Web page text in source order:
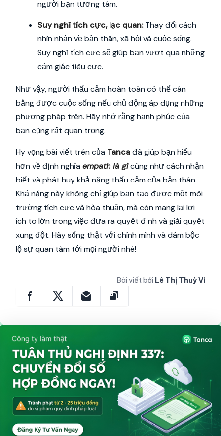
người bạn tương tâm.
Suy nghĩ tích cực, lạc quan:Thay đổi cách
nhìn nhận về bản thân, xã hội và cuộc sống.
Suy nghĩ tích cực sẽ giúp bạn vượt qua những
cảm giác tiêu cực.
Như vậy, người thấu cảm hoàn toàn có thể cân
bằng được cuộc sống nếu chủ động áp dụng những
phương pháp trên. Hãy nhớ rằng hạnh phúc của
bạn cũng rất quan trọng.
Hy vọng bài viết trên của Tancađã giúp bạn hiểu
hơn về định nghĩa empath là gìcũng như cách nhận
biết và phát huy khả năng thấu cảm của bản thân.
Khả năng này không chỉ giúp bạn tạo được một môi
trường tích cực và hòa thuận, mà còn mang lại lợi
ích to lớn trong việc đưa ra quyết định và giải quyết
xung đột. Hãy sống thật với chính mình và dám bộc
lộ sự quan tâm tới mọi người nhé!
Bài viết bởi Lê Thị Thuỳ Vi